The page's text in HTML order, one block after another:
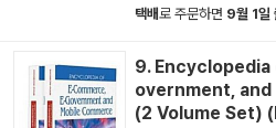
택배로 주문하면 9월 1일
9. Encyclopedia
overnment,
(2 Volume Set)